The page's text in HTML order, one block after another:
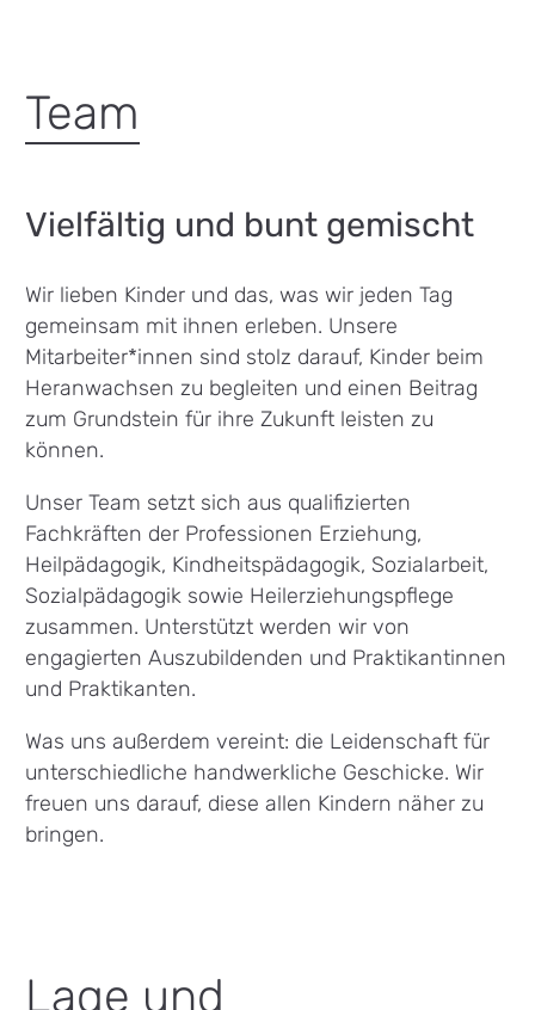
Team
Vielfältig und bunt gemischt
Wir lieben Kinder und das, was wir jeden Tag
gemeinsam mit ihnen erleben. Unsere
Mitarbeiter*innen sind stolz darauf, Kinder beim
Heranwachsen zu begleiten und einen Beitrag
zum Grundstein für ihre Zukunft leisten zu
können.
Unser Team setzt sich aus qualifizierten
Fachkräften der Professionen Erziehung,
Heilpädagogik, Kindheitspädagogik, Sozialarbeit,
Sozialpädagogik sowie Heilerziehungspflege
zusammen. Unterstützt werden wir von
engagierten Auszubildenden und Praktikantinnen
und Praktikanten.
Was uns außerdem vereint: die Leidenschaft für
unterschiedliche handwerkliche Geschicke. Wir
freuen uns darauf, diese allen Kindern näher zu
bringen.
Lage und